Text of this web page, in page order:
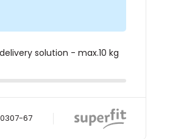
solution - max.10 kg
67